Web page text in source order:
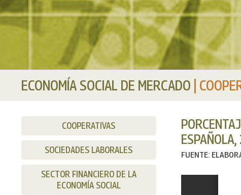
ECONOMÍA SOCIAL DE MERCADO
COOPERATIVAS
SOCIEDADES LABORALES
SECTOR FINANCIERO DE LA
ECONOMÍA SOCIAL
FUENTE: